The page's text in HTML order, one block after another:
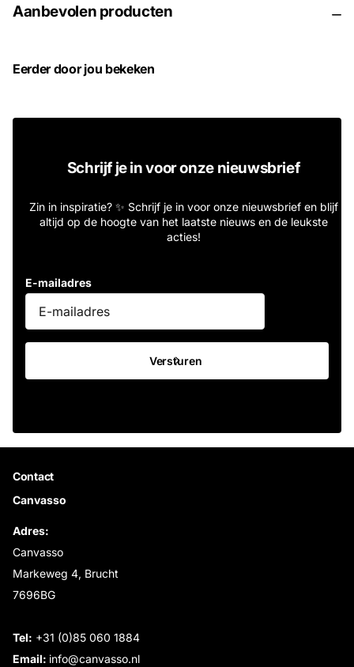
Aanbevolen producten
Eerder door jou bekeken
Schrijf je in voor onze nieuwsbrief
Zin in inspiratie? ✨ Schrijf je in voor onze nieuwsbrief en blijf
altijd op de hoogte van het laatste nieuws en de leukste
acties!
E-mailadres
Versturen
Contact
Canvasso
Adres:
Canvasso
Markeweg 4, Brucht
7696BG
Tel: +31 (0)85 060 1884
Email: info@canvasso.nl